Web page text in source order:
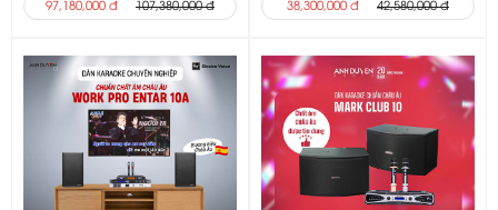
97,180,000 đ 107,380,000 đ 38,300,000 đ 42,580,000 đ